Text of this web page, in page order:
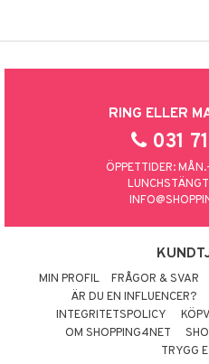
RING ELLER
031
ÖPPETTIDER:
MIN PROFIL FRÅGOR & SVAR
ÄR DU EN INFLUENCER?
INTEGRITETSPOLICY
OM SHOPPING4NET
TRYGG